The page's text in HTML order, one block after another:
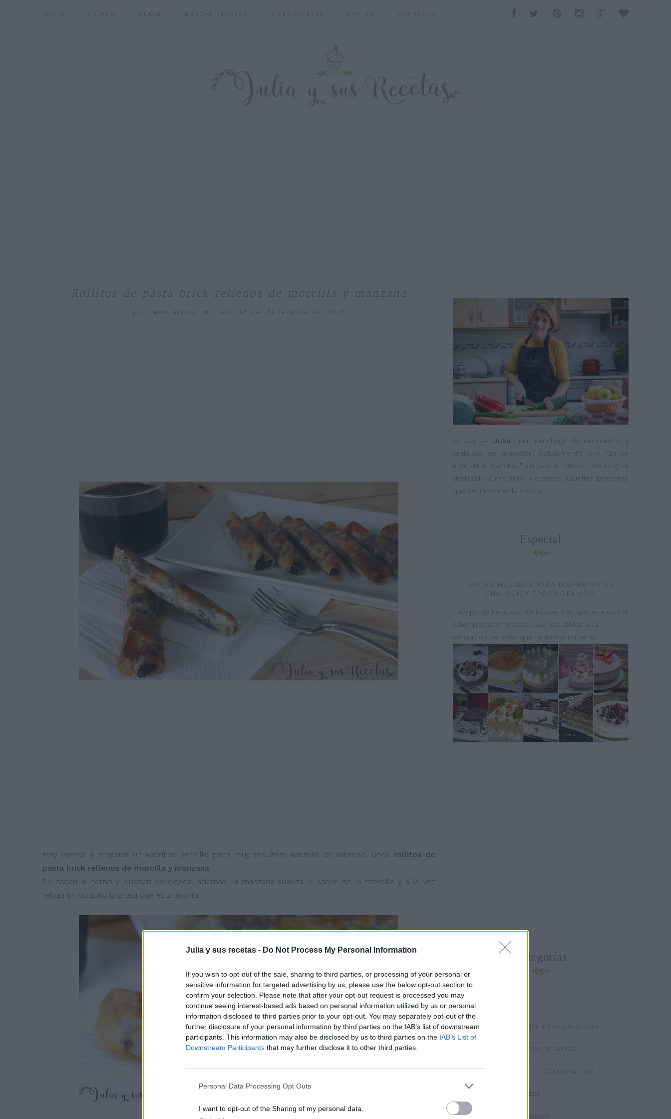
Julia y sus recetas - Do Not Process My Personal Information
If you wish to opt-out of the sale, sharing to third parties, or processing of your personal or
sensitive information for targeted advertising by us, please use the below opt-out section to
confirm your selection. Please note that after your opt-out request is processed you may
continue seeing interest-based ads based on personal information utilized by us or personal
information disclosed to third parties prior to your opt-out. You may separately opt-out of the
further disclosure of your personal information by third parties on the IAB’s list of downstream
participants. This information may also be disclosed by us to third parties on the IAB’s List of
Downstream Participants that may further disclose it to other third parties.
Personal Data Processing Opt Outs
I want to opt-out of the Sharing of my personal data.
Rollitos de pasta brick rellenos de morcilla y manzana
9 comentarios, martes, 12 de diciembre de 2017
Hoy vamos a preparar un aperitivo sencillo pero muy resultón, además de sabroso, unos rollitos de
pasta brick rellenos de morcilla y manzana.
Se hacen al horno y quedan deliciosos, además, la manzana suaviza el sabor de la morcilla y a la vez
rebaja un poquito la grasa que esta aporta.
Sí, soy yo.Julia , una manchega de nacimiento y
andaluza de adopción. Actualmente vivo "En un
lugar de la Mancha..." cercano a Toledo. Este blog va
dedicado a mis hijos y a todas aquellas personas
que se inicien en la cocina.
Especial
TARTAS HELADAS PARA DISFRUTAR EN
CUALQUIER ÉPOCA DEL AÑO
Tiempo de helados... Es lo que más apetece con el
calor, postres frescos , que nos alivien esa
sensación de color que tenemos en veran...
Categorías
BATIDOS Y ZUMOS
BOCADILLOS Y SÁNDWICH Y HAMBURGUESAS
BRAZOS DE GITANO
COLABORATIVOS
DULCES TÍPICOS DE NAVIDAD